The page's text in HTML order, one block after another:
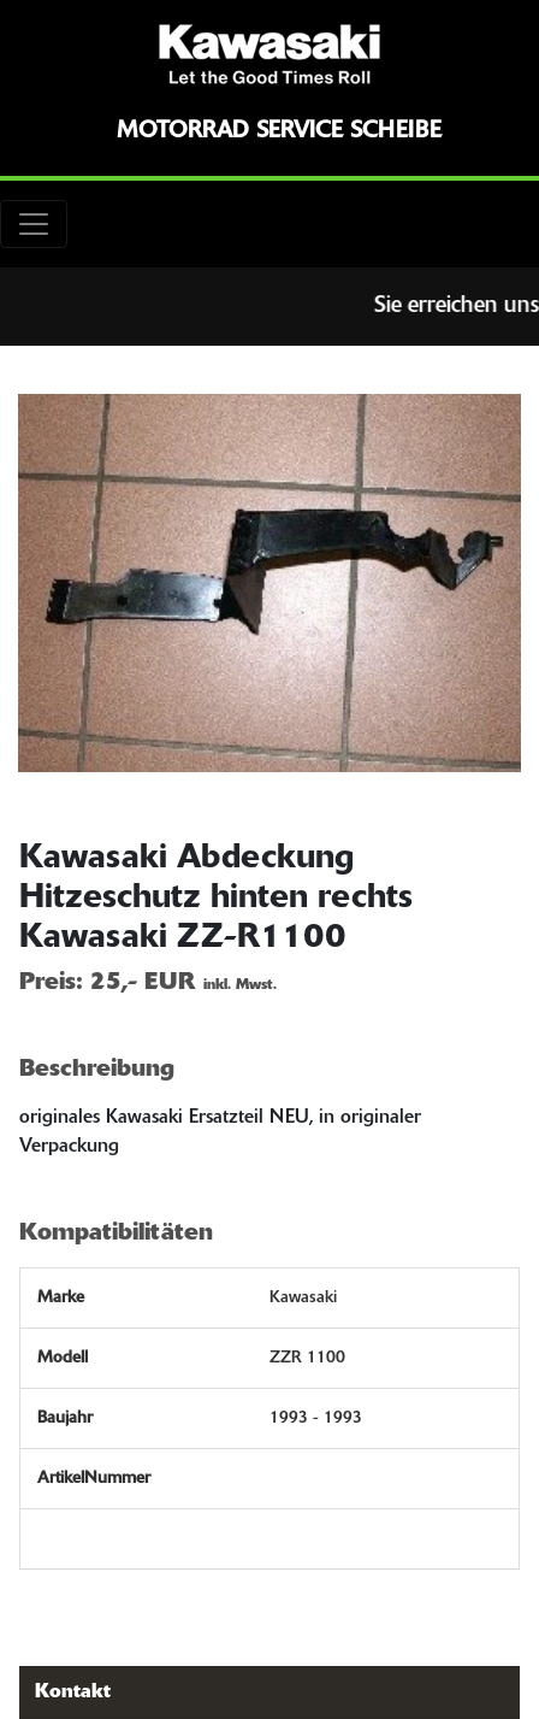
MOTORRAD SERVICE SCHEIBE
Sie erreichen
Kawasaki Abdeckung
Hitzeschutz hinten rechts
Kawasaki ZZ-R1100
Preis: 25,- EUR inkl. Mwst.
Beschreibung
originales Kawasaki Ersatzteil NEU, in originaler
Verpackung
Kompatibilitäten
Kawasaki
ZZR 1100
1993 - 1993
Kontakt